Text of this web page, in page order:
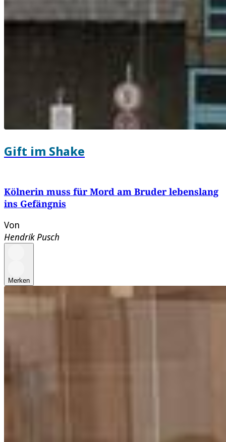
Gift im Shake
Kölnerin muss für Mord am Bruder lebenslang
ins Gefängnis
Von
Hendrik Pusch
Merken